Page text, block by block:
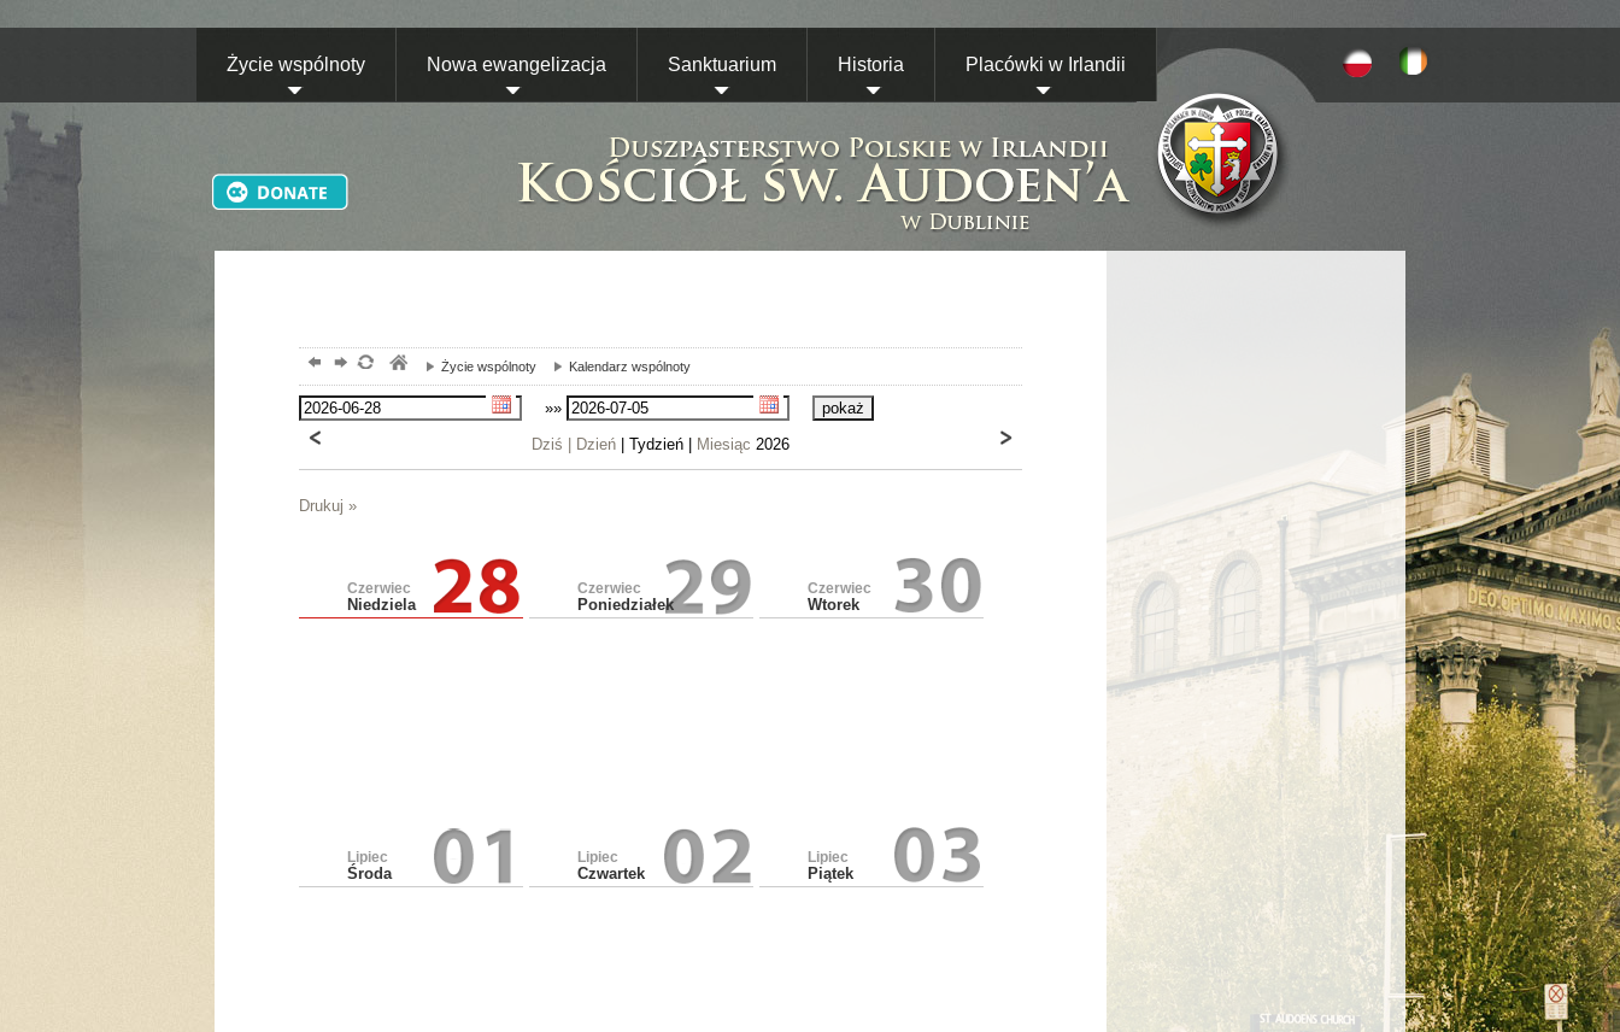
Życie wspólnoty Nowa ewangelizacja Sanktuarium Historia Placówki w Irlandii
Życie wspólnoty Kalendarz wspólnoty
»»
Dziś |
Dzień | Tydzień | Miesiąc 2026
Drukuj »
Czerwiec
Niedziela
Czerwiec
Poniedziałek
Czerwiec
Wtorek
Lipiec
Środa
Lipiec
Czwartek
Lipiec
Piątek